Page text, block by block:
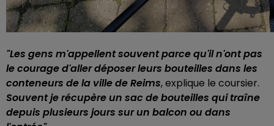
"Les gens m'appellent souvent parce qu'il n'ont pas
le courage d'aller déposer leurs bouteilles dans les
conteneurs de la ville de Reims, explique le coursier.
Souvent je récupère un sac de bouteilles qui traîne
depuis plusieurs jours sur un balcon ou dans